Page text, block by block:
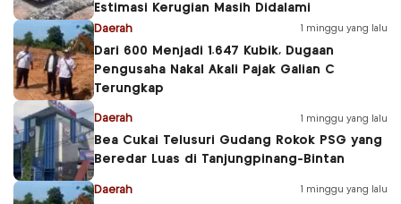
Estimasi Kerugian Masih Didalami
Daerah 1 minggu yang lalu
Dari 600 Menjadi 1.647 Kubik, Dugaan
Pengusaha Nakal Akali Pajak Galian C
Terungkap
Daerah 1 minggu yang lalu
Bea Cukai Telusuri Gudang Rokok PSG yang
Beredar Luas di Tanjungpinang-Bintan
Daerah 1 minggu yang lalu